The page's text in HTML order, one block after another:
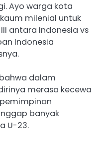
Ayo warga kota
milenial untuk
antara Indonesia vs
Indonesia
dalam
merasa kecewa
banyak
U-23.